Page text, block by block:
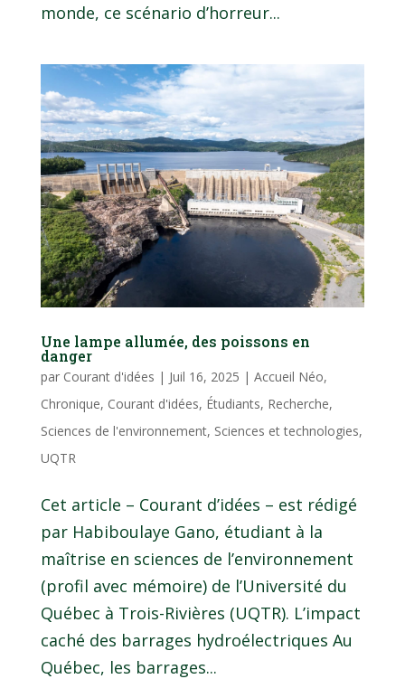
monde, ce scénario d’horreur...
Une lampe allumée, des poissons en
danger
par Courant d'idées | Juil 16, 2025 | Accueil Néo,
Chronique, Courant d'idées, Étudiants, Recherche,
Sciences de l'environnement, Sciences et technologies,
UQTR
Cet article – Courant d’idées – est rédigé
par Habiboulaye Gano, étudiant à la
maîtrise en sciences de l’environnement
(profil avec mémoire) de l’Université du
Québec à Trois-Rivières (UQTR). L’impact
caché des barrages hydroélectriques Au
Québec, les barrages...